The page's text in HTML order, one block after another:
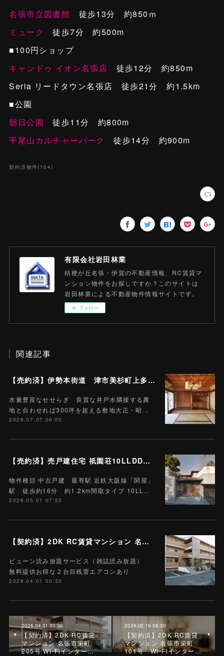
名張市立図書館 徒歩13分 約850ｍ
ミューク
徒歩7分 約500m
■100円ショップ
キャンドゥ イオン名張店 徒歩12分 約850m
Seria リードタウン名張店 徒歩21分 約1.5km
■公園
朝日公園 徒歩11分 約800m
平尾山カルチャーパーク
徒歩14分 約900m
契約済物件( 104)
有限会社岩田林業
桔梗が丘名張・伊賀の不動産情報、RC賃貸マ
ンション物件をお探しですか？このサイトは
岩田林業による不動産物件情報サイトです。
フォロー
関連記事
【売約済】伊勢本街道 津市美杉町上多気 売戸建住宅 10SDK 土地657.85平米 (約197.7坪)
水量豊富なせせらぎ 良質な井戸水隣接する農
地と合わせれば300坪を超える敷地大正・昭…
2026.07.07 06:00
【売約済】売戸建住宅 祇園荘10LLDDKK 土地968.07平米 (約292.8坪)
物件種目 中古戸建 最寄駅 近鉄大阪線「関屋」
駅 徒歩約16分 約1.2km間取タイプ 10LL…
2026.05.01 07:55
【契約済】2DK RC賃貸マンション 名張市栄町 205号 Wi-Fiインターネット無料 M-11 ハートランド栄町 雑誌読み放題付
ビューン読み放題サービス（雑誌読み放題）
無料提供お得な２台目残置エアコンあり
2026.04.01 00:30
2026.04.01 00:30
【契約済】2DK RC賃貸
マンション 名張市栄町
205号 Wi-Fiインター…
2026.02.16 06:30
【契約済】2DK RC賃貸
マンション 名張市栄町
101号 Wi-Fiインター…